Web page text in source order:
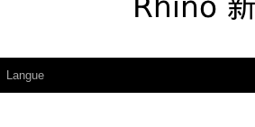
Langue